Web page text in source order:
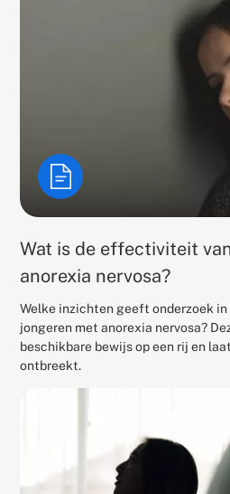
Wat is de effectiviteit
anorexia nervosa?
Welke inzichten geeft onderzoek in
jongeren met anorexia nervosa?
beschikbare bewijs op een rij en
ontbreekt.